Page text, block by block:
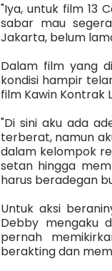
"Iya, untuk film 13
sabar mau
Jakarta, belum
Dalam film yang
kondisi hampir
film Kawin Kontrak
"Di sini aku ada
terberat, namun
dalam kelompok
setan hingga
harus beradegan
Untuk aksi
Debby mengaku
pernah
berakting dan